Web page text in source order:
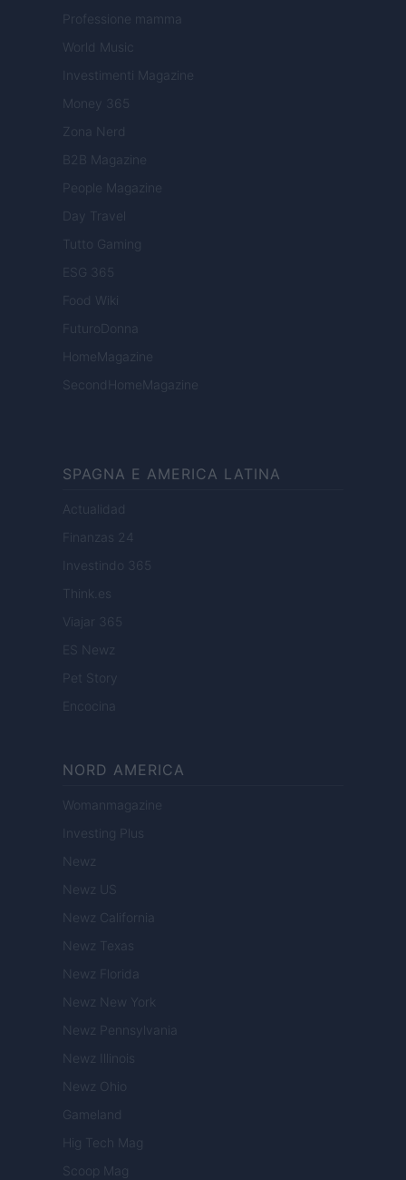
Professione mamma
World Music
Investimenti Magazine
Money 365
Zona Nerd
B2B Magazine
People Magazine
Day Travel
Tutto Gaming
ESG 365
Food Wiki
FuturoDonna
HomeMagazine
SecondHomeMagazine
SPAGNA E AMERICA LATINA
Actualidad
Finanzas 24
Investindo 365
Think.es
Viajar 365
ES Newz
Pet Story
Encocina
NORD AMERICA
Womanmagazine
Investing Plus
Newz
Newz US
Newz California
Newz Texas
Newz Florida
Newz New York
Newz Pennsylvania
Newz Illinois
Newz Ohio
Gameland
Hig Tech Mag
Scoop Mag